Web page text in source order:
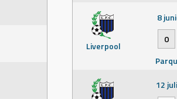
Liverpool
8
0
12